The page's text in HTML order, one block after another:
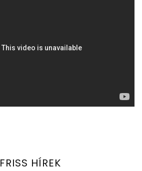
FRISS HÍREK